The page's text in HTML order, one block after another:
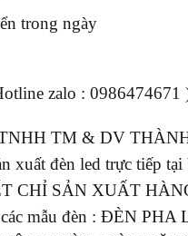
trong ngày
zalo : 0986474671
TM & DV
xuất đèn led trực tiếp
CHỈ SẢN XUẤT
các mẫu đèn : ĐÈN